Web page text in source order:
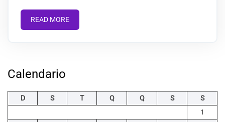
READ MORE
Calendario
D S T Q Q S
S
1